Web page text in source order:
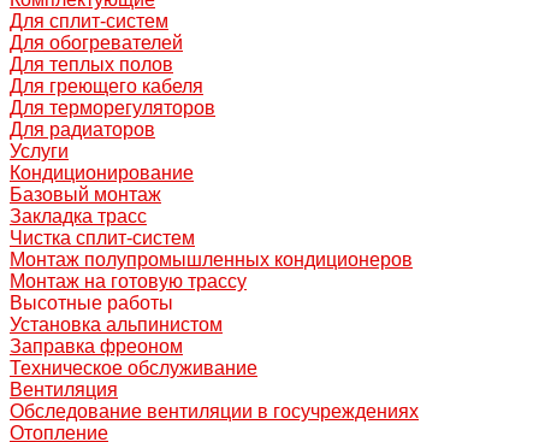
Для сплит-систем
Для обогревателей
Для теплых полов
Для греющего кабеля
Для терморегуляторов
Для радиаторов
Услуги
Кондиционирование
Базовый монтаж
Закладка трасс
Чистка сплит-систем
Монтаж полупромышленных кондиционеров
Монтаж на готовую трассу
Высотные работы
Установка альпинистом
Заправка фреоном
Техническое обслуживание
Вентиляция
Обследование вентиляции в госучреждениях
Отопление